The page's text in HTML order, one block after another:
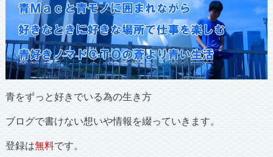
青をずっと好きでいる為の生き方
ブログで書けない想いや情報を綴っていきます。
登録は無料です。